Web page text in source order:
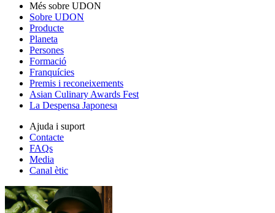
Més sobre UDON
Sobre UDON
Producte
Planeta
Persones
Formació
Franquícies
Premis i reconeixements
Asian Culinary Awards Fest
La Despensa Japonesa
Ajuda i suport
Contacte
FAQs
Media
Canal ètic